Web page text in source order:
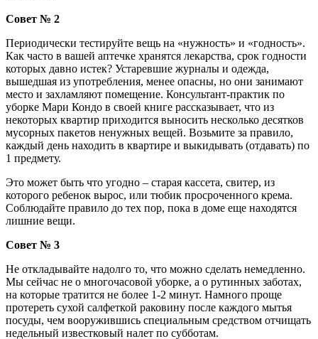
Совет № 2
Периодически тестируйте вещь на «нужность» и «годность».
Как часто в вашей аптечке хранятся лекарства, срок годности
которых давно истек? Устаревшие журналы и одежда,
вышедшая из употребления, менее опасны, но они занимают
место и захламляют помещение. Консультант-практик по
уборке Мари Кондо в своей книге рассказывает, что из
некоторых квартир приходится выносить несколько десятков
мусорных пакетов ненужных вещей. Возьмите за правило,
каждый день находить в квартире и выкидывать (отдавать) по
1 предмету.
Это может быть что угодно – старая кассета, свитер, из
которого ребенок вырос, или тюбик просроченного крема.
Соблюдайте правило до тех пор, пока в доме еще находятся
лишние вещи.
Совет № 3
Не откладывайте надолго то, что можно сделать немедленно.
Мы сейчас не о многочасовой уборке, а о рутинных заботах,
на которые тратится не более 1-2 минут. Намного проще
протереть сухой салфеткой раковину после каждого мытья
посуды, чем вооружившись специальным средством отчищать
недельный известковый налет по субботам.